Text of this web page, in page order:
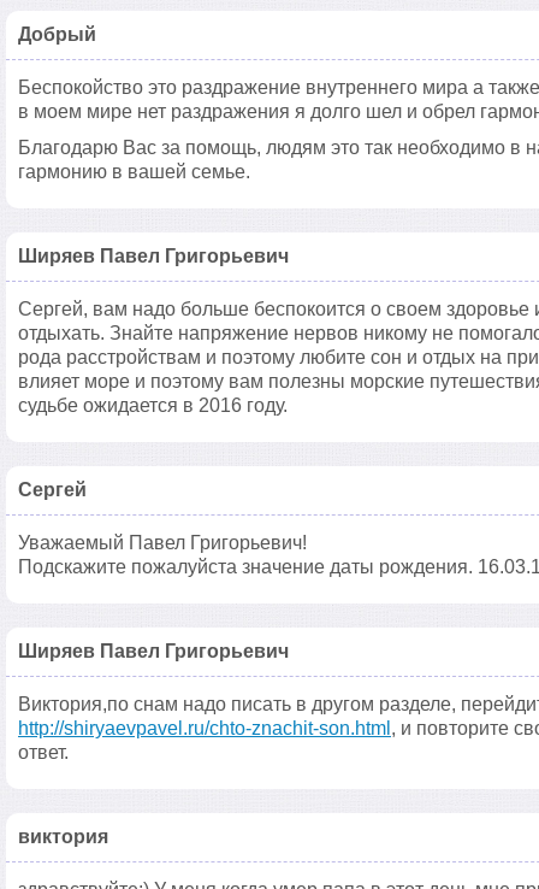
Добрый
Беспокойство это раздражение внутреннего мира а
в моем мире нет раздражения я долго шел и обрел
Благодарю Вас за помощь, людям это так необходимо в
гармонию в вашей семье.
Ширяев Павел Григорьевич
Сергей, вам надо больше беспокоится о своем здоровье
отдыхать. Знайте напряжение нервов никому не
рода расстройствам и поэтому любите сон и отдых на
влияет море и поэтому вам полезны морские
судьбе ожидается в 2016 году.
Сергей
Уважаемый Павел Григорьевич!
Подскажите пожалуйста значение даты рождения.
Ширяев Павел Григорьевич
Виктория,по снам надо писать в другом разделе,
http://shiryaevpavel.ru/chto-znachit-son.html , и повторите
ответ.
виктория